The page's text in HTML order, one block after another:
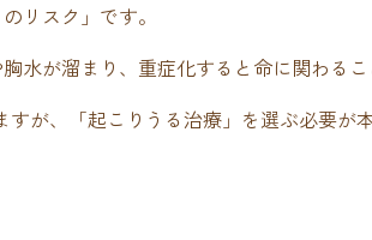
リスク」です。
水が溜まり、重症化すると命に関わるこ
が、「起こりうる治療」を選ぶ必要が